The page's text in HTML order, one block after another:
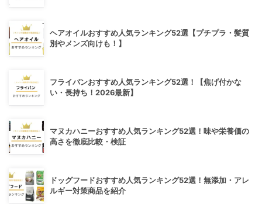
ヘアオイルおすすめ人気ランキング52選【プチプラ・髪質
別やメンズ向けも！】
フライパンおすすめ人気ランキング52選！【焦げ付かな
い・長持ち！2026最新】
マヌカハニーおすすめ人気ランキング52選！味や栄養価の
高さを徹底比較・検証
ドッグフードおすすめ人気ランキング52選！無添加・アレ
ルギー対策商品を紹介